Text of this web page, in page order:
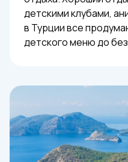
детскими клубами,
в Турции все
детского меню до